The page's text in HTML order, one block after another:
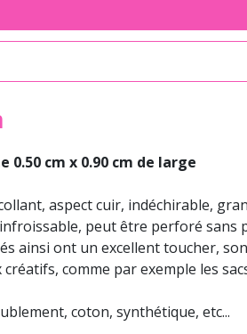
0.50 cm x 0.90 cm de large
aspect cuir, indéchirable,
peut être perforé sans
ainsi ont un excellent toucher,
comme par exemple les
coton, synthétique, etc...